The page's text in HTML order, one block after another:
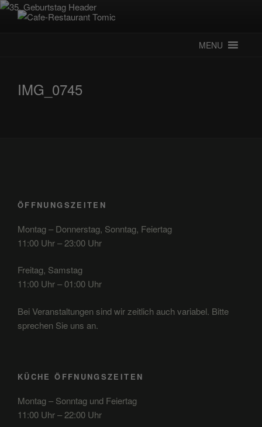
Zum
Inhalt
MENU
IMG_0745
ÖFFNUNGSZEITEN
Montag – Donnerstag, Sonntag, Feiertag
11:00 Uhr – 23:00 Uhr
Freitag, Samstag
11:00 Uhr – 01:00 Uhr
Bei Veranstaltungen sind wir zeitlich auch variabel. Bitte
sprechen Sie uns an.
KÜCHE ÖFFNUNGSZEITEN
Montag – Sonntag und Feiertag
11:00 Uhr – 22:00 Uhr